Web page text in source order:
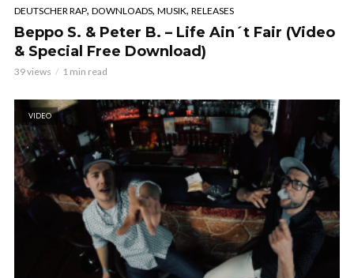
DEUTSCHER RAP, DOWNLOADS, MUSIK, RELEASES
Beppo S. & Peter B. – Life Ain´t Fair (Video
& Special Free Download)
39 views 1 min read
VIDEO